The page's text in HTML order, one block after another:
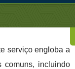
serviço engloba a
comuns, incluindo